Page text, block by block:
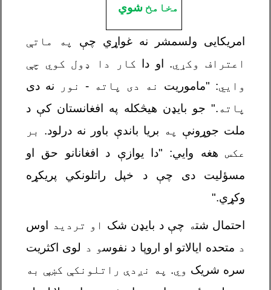
مخامخ شوي
امریکایی ولسمشر نه غواړي چې
په ماتې
اعتراف وکړي. او دا کار دا ډول کوي چې
وايي: "ماموریت نه دی پاته - نور
نه دی
پاته." جو بایډن هیڅکله په افغانستان کې د
ملت جوړونې
په بریا باندې باور نه درلود.
بر
عکس هغه وايي: "دا یوازې د افغانانو حق او
مسؤلیت دی چې د خپل راتلونکي پریکړه
وکړي."
احتمال شته چې د بایډن شک او تردید
اوس
د متحده ایالاتو او اروپا د نفوسو د لوی اکثریت
سره شریک وي. په نږدې راتلونکې کښې به